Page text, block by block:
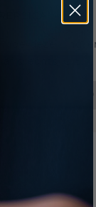
hoe deze ring